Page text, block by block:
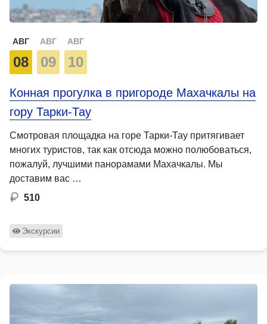
АВГ
08
АВГ
09
АВГ
10
Конная прогулка в пригороде Махачкалы на
гору Тарки-Тау
Смотровая площадка на горе Тарки-Тау притягивает
многих туристов, так как отсюда можно полюбоваться,
пожалуй, лучшими панорамами Махачкалы. Мы
доставим вас …
510
Экскурсии